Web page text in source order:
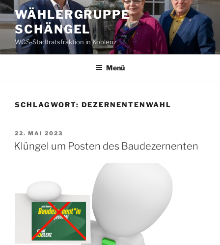
Zum
Inhalt
springen
WÄHLERGRUPPE
SCHÄNGEL
WGS-Stadtratsfraktion in Koblenz
Menü
SCHLAGWORT: DEZERNENTENWAHL
VERÖFFENTLICHT
AM
22. MAI 2023
Klüngel um Posten des Baudezernenten